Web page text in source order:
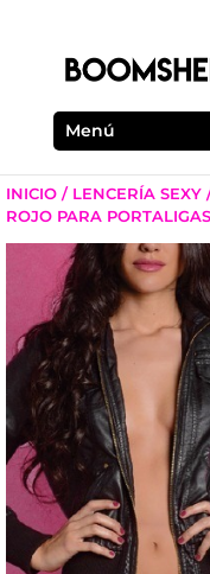
Menú
INICIO / LENCERÍA SEXY
ROJO PARA